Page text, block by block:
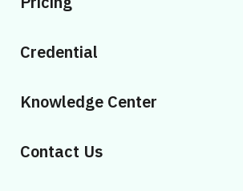
Credential
Knowledge Center
Contact Us